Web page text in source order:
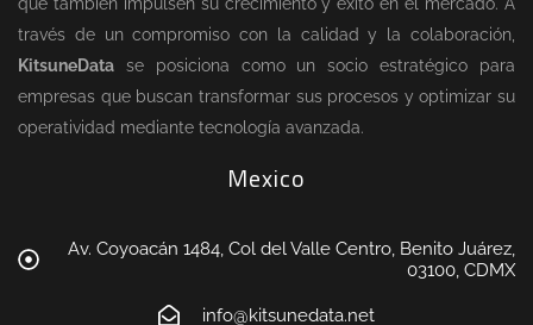
través de un compromiso con la calidad y la colaboración,
KitsuneData se posiciona como un socio estratégico para
empresas que buscan transformar sus procesos y optimizar su
operatividad mediante tecnología avanzada.
Mexico
Av. Coyoacán 1484, Col del Valle Centro, Benito Juárez,
03100, CDMX
info@kitsunedata.net